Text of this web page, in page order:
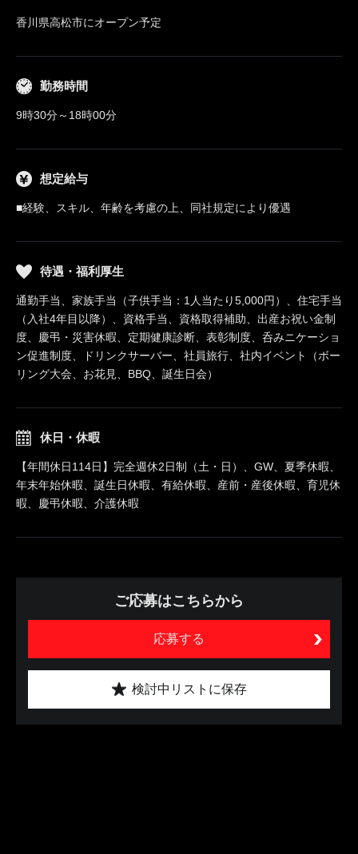
香川県高松市にオープン予定
勤務時間
9時30分～18時00分
想定給与
■経験、スキル、年齢を考慮の上、同社規定により優遇
待遇・福利厚生
通勤手当、家族手当（子供手当：1人当たり5,000円）、住宅手当
（入社4年目以降）、資格手当、資格取得補助、出産お祝い金制
度、慶弔・災害休暇、定期健康診断、表彰制度、呑みニケーショ
ン促進制度、ドリンクサーバー、社員旅行、社内イベント（ボー
リング大会、お花見、BBQ、誕生日会）
休日・休暇
【年間休日114日】完全週休2日制（土・日）、GW、夏季休暇、
年末年始休暇、誕生日休暇、有給休暇、産前・産後休暇、育児休
暇、慶弔休暇、介護休暇
ご応募はこちらから
応募する
検討中リストに保存